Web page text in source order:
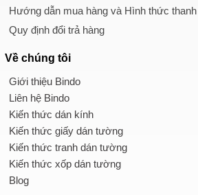
Hướng dẫn mua hàng và Hình thức
Quy định đổi trả hàng
Về chúng tôi
Giới thiệu Bindo
Liên hệ Bindo
Kiến thức dán kính
Kiến thức giấy dán tường
Kiến thức tranh dán tường
Kiến thức xốp dán tường
Blog